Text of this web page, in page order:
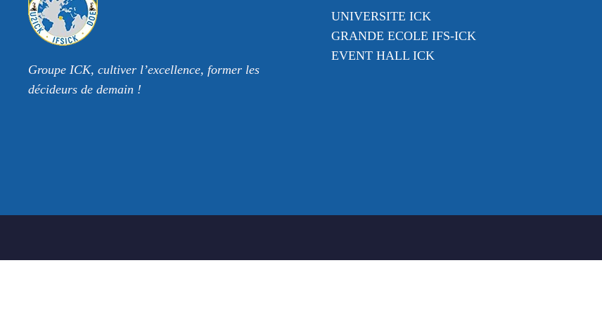
Groupe ICK, cultiver l’excellence, former les
décideurs de demain !
UNIVERSITE ICK
GRANDE ECOLE IFS-ICK
EVENT HALL ICK